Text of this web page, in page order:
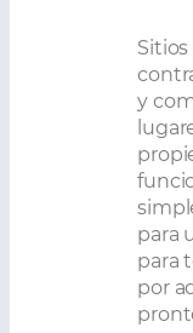
y
para
para
por